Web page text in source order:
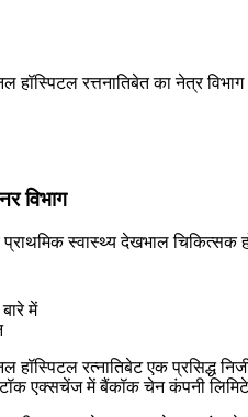
हॉस्पिटल रत्तनातिबेत का नेत्र
विभाग
प्राथमिक स्वास्थ्य देखभाल
में
हॉस्पिटल रत्नातिबेट एक प्रसिद्ध
एक्सचेंज में बैंकॉक चेन कंपनी